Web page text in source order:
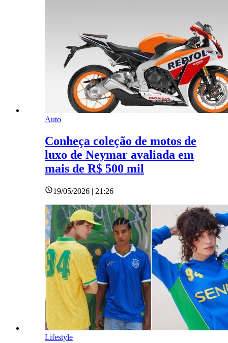
Auto
Conheça coleção de motos de
luxo de Neymar avaliada em
mais de R$ 500 mil
19/05/2026 | 21:26
Lifestyle